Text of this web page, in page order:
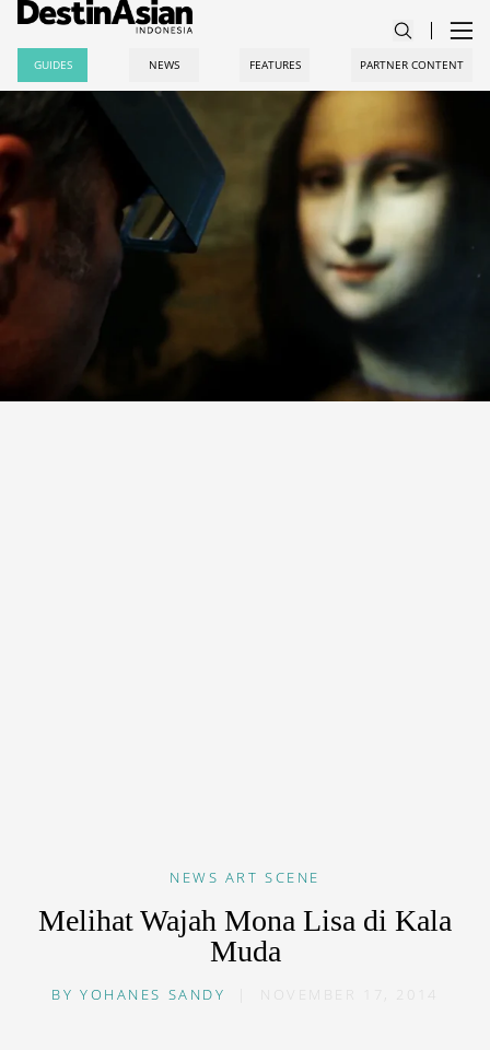
GUIDES NEWS FEATURES PARTNER CONTENT
NEWS ART SCENE
Melihat Wajah Mona Lisa di Kala
Muda
BYYOHANES SANDY NOVEMBER 17, 2014